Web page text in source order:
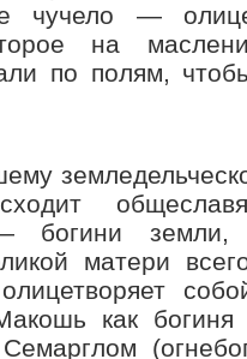
чучело —
на
по полям,
земли,
матери
как богиня